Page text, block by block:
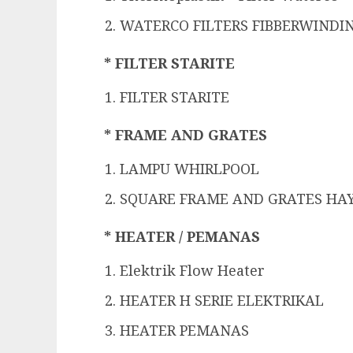
WATERCO FILTERS
* FILTER STARITE
FILTER STARITE
* FRAME AND GRATES
LAMPU WHIRLPOOL
SQUARE FRAME AND GRATES
* HEATER / PEMANAS
Elektrik Flow Heater
HEATER H SERIE ELEKTRIKAL
HEATER PEMANAS